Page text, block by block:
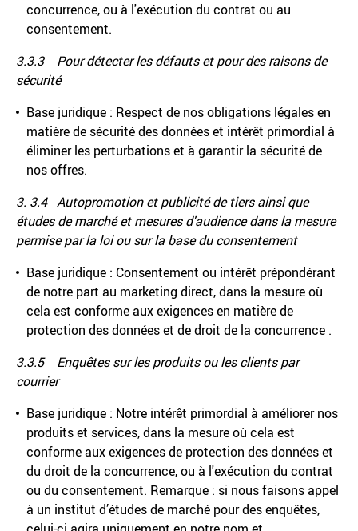
concurrence, ou à l'exécution du contrat ou au
consentement.
3.3.3 Pour détecter les défauts et pour des raisons de
sécurité
Base juridique : Respect de nos obligations légales en
matière de sécurité des données et intérêt primordial à
éliminer les perturbations et à garantir la sécurité de
nos offres.
3. 3.4 Autopromotion et publicité de tiers ainsi que
études de marché et mesures d'audience dans la mesure
permise par la loi ou sur la base du consentement
Base juridique : Consentement ou intérêt prépondérant
de notre part au marketing direct, dans la mesure où
cela est conforme aux exigences en matière de
protection des données et de droit de la concurrence .
3.3.5 Enquêtes sur les produits ou les clients par
courrier
Base juridique : Notre intérêt primordial à améliorer nos
produits et services, dans la mesure où cela est
conforme aux exigences de protection des données et
du droit de la concurrence, ou à l'exécution du contrat
ou du consentement. Remarque : si nous faisons appel
à un institut d’études de marché pour des enquêtes,